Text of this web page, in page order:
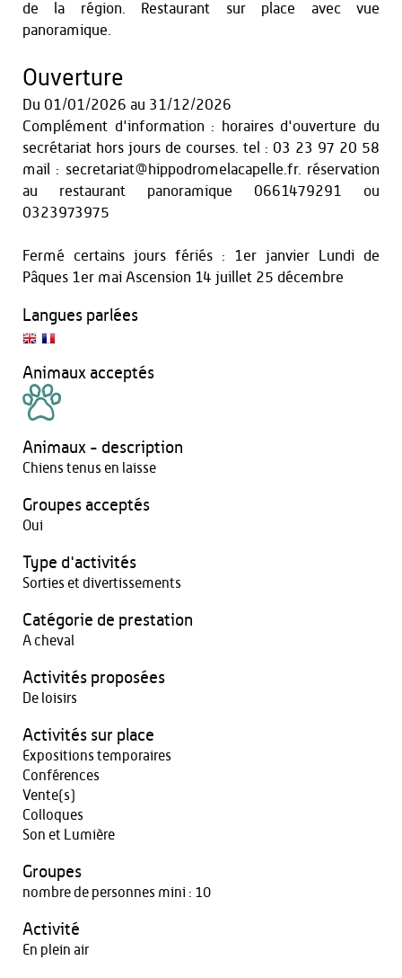
de la région. Restaurant sur place avec vue
panoramique.
Ouverture
Du 01/01/2026 au 31/12/2026
Complément d'information : horaires d'ouverture du
secrétariat hors jours de courses. tel : 03 23 97 20 58
mail : secretariat@hippodromelacapelle.fr. réservation
au restaurant panoramique 0661479291 ou
0323973975
Fermé certains jours fériés : 1er janvier Lundi de
Pâques 1er mai Ascension 14 juillet 25 décembre
Langues parlées
Animaux acceptés
Animaux - description
Chiens tenus en laisse
Groupes acceptés
Oui
Type d'activités
Sorties et divertissements
Catégorie de prestation
A cheval
Activités proposées
De loisirs
Activités sur place
Expositions temporaires
Conférences
Vente(s)
Colloques
Son et Lumière
Groupes
nombre de personnes mini : 10
Activité
En plein air